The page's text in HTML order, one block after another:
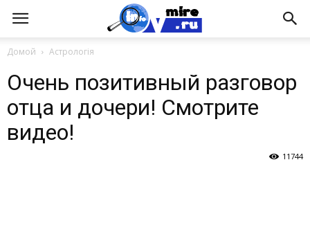
Домой Астрологія
Очень позитивный разговор
отца и дочери! Смотрите
видео!
11744